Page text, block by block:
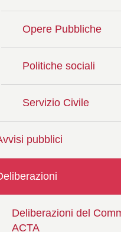
Opere Pubbliche
Politiche sociali
Servizio Civile
pubblici
Deliberazioni del
ACTA